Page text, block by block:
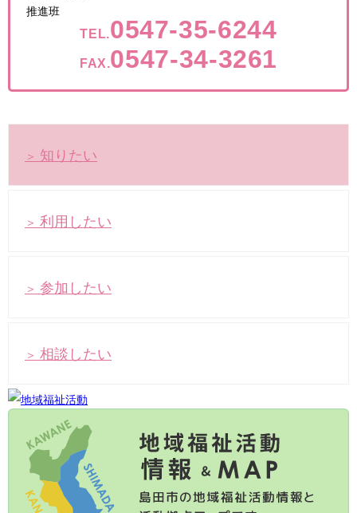
推進班
TEL.0547-35-6244
FAX.0547-34-3261
＞ 知りたい
＞ 利用したい
＞ 参加したい
＞ 相談したい